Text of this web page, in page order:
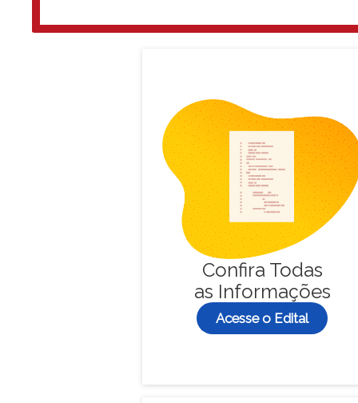
Confira Todas
as Informações
Acesse o Edital